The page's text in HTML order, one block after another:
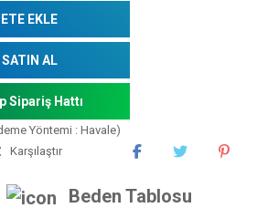
EKLE
AL
Sipariş Hattı
Yöntemi : Havale)
Karşılaştır
Beden Tablosu